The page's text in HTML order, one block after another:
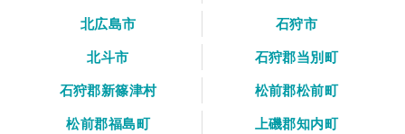
北広島市
石狩市
北斗市
石狩郡当別町
石狩郡新篠津村
松前郡松前町
松前郡福島町
上磯郡知内町